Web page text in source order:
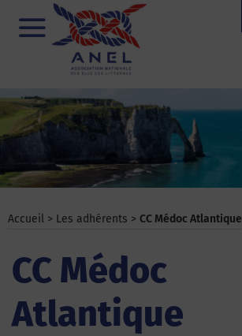
Menu
Accueil > Les adhérents > CC Médoc Atlantique
CC Médoc
Atlantique